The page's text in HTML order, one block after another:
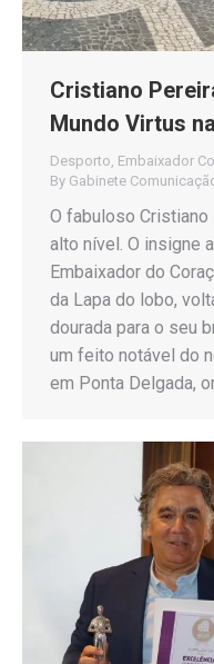
Cristiano
Mundo Virtus
Desporto, Embaixador
By Gabinete
O fabuloso Cristiano
alto nível. O insigne
Embaixador do
da Lapa do lobo,
dourada para o seu
um feito notável do
em Ponta Delgada,